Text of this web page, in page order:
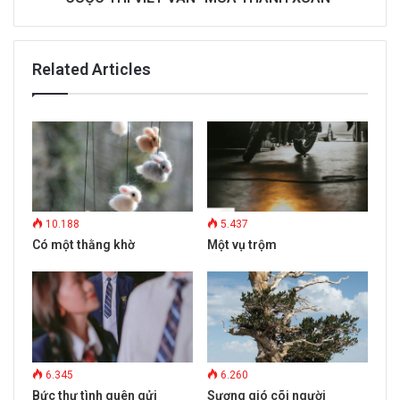
Related Articles
10.188
Có một thằng khờ
5.437
Một vụ trộm
6.345
Bức thư tình quên gửi
6.260
Sương gió cõi người